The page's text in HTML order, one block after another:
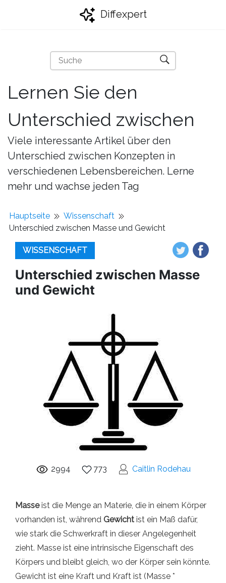
Diffexpert
Lernen Sie den
Unterschied zwischen
Viele interessante Artikel über den
Unterschied zwischen Konzepten in
verschiedenen Lebensbereichen. Lerne
mehr und wachse jeden Tag
Hauptseite
Wissenschaft
Unterschied zwischen Masse und Gewicht
WISSENSCHAFT
Unterschied zwischen Masse
und Gewicht
2994 773 Caitlin Rodehau
Masseist die Menge an Materie, die in einem Körper
vorhanden ist, während Gewicht ist ein Maß dafür,
wie stark die Schwerkraft in dieser Angelegenheit
zieht. Masse ist eine intrinsische Eigenschaft des
Körpers und bleibt gleich, wo der Körper sein könnte.
Gewicht ist eine Kraft und Kraft ist (Masse *